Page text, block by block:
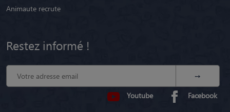
Animaute recrute
Restez informé !
Youtube Facebook